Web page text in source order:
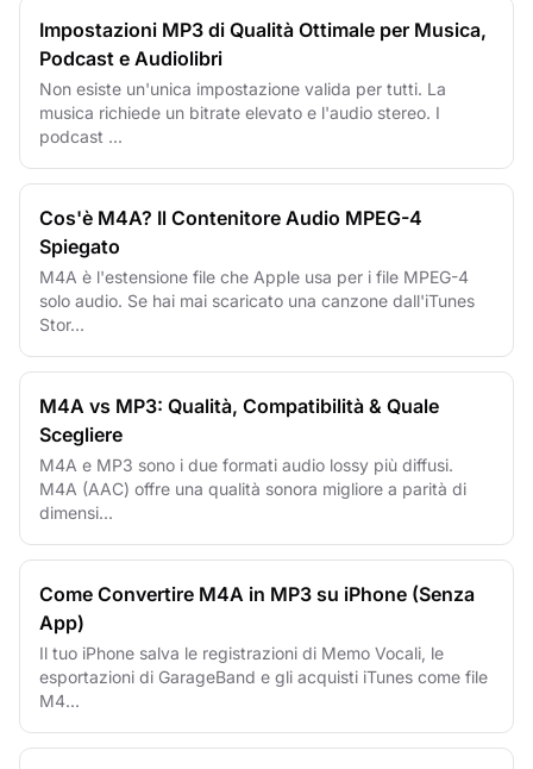
Impostazioni MP3 di Qualità Ottimale per Musica,
Podcast e Audiolibri
Non esiste un'unica impostazione valida per tutti. La
musica richiede un bitrate elevato e l'audio stereo. I
podcast ...
Cos'è M4A? Il Contenitore Audio MPEG-4
Spiegato
M4A è l'estensione file che Apple usa per i file MPEG-4
solo audio. Se hai mai scaricato una canzone dall'iTunes
Stor...
M4A vs MP3: Qualità, Compatibilità & Quale
Scegliere
M4A e MP3 sono i due formati audio lossy più diffusi.
M4A (AAC) offre una qualità sonora migliore a parità di
dimensi...
Come Convertire M4A in MP3 su iPhone (Senza
App)
Il tuo iPhone salva le registrazioni di Memo Vocali, le
esportazioni di GarageBand e gli acquisti iTunes come file
M4...